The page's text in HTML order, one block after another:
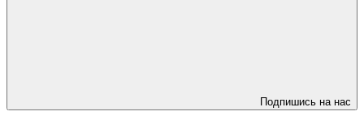
Подпишись на нас